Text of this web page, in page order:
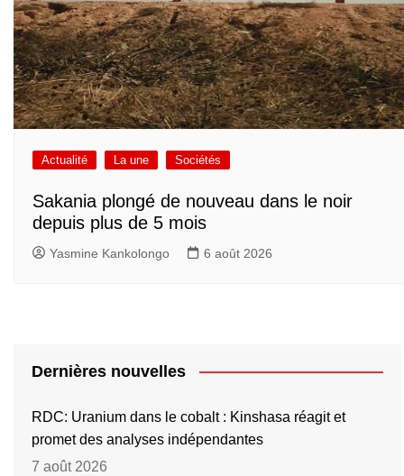
Actualité La une Sociétés
Sakania plongé de nouveau dans le noir
depuis plus de 5 mois
Yasmine Kankolongo 6 août 2026
Dernières nouvelles
RDC: Uranium dans le cobalt : Kinshasa réagit et
promet des analyses indépendantes
7 août 2026